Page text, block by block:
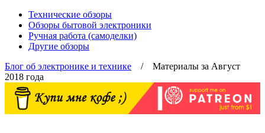
Технические обзоры
Обзоры бытовой электроники
Ручная работа (самоделки)
Другие обзоры
Блог об электронике и технике / Материалы за Август
2018 года